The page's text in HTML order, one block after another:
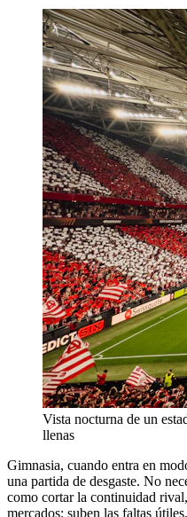
Vista nocturna de un
llenas
Gimnasia, cuando entra en
una partida de desgaste. No
como cortar la continuidad
mercados: suben las faltas